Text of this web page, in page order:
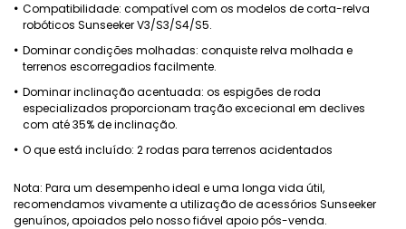
Compatibilidade: compatível com os modelos de corta-relva
robóticos Sunseeker V3/S3/S4/S5.
Dominar condições molhadas: conquiste relva molhada e
terrenos escorregadios facilmente.
Dominar inclinação acentuada: os espigões de roda
especializados proporcionam tração excecional em declives
com até 35% de inclinação.
O que está incluído: 2 rodas para terrenos acidentados
Nota: Para um desempenho ideal e uma longa vida útil,
recomendamos vivamente a utilização de acessórios Sunseeker
genuínos, apoiados pelo nosso fiável apoio pós-venda.